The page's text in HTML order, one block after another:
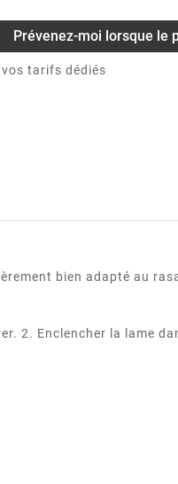
Prévenez-moi lorsque le
tarifs dédiés
bien adapté au
2. Enclencher la lame